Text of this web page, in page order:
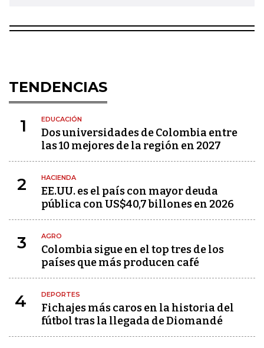
TENDENCIAS
1 EDUCACIÓN
Dos universidades de Colombia entre
las 10 mejores de la región en 2027
2 HACIENDA
EE.UU. es el país con mayor deuda
pública con US$40,7 billones en 2026
3 AGRO
Colombia sigue en el top tres de los
países que más producen café
4 DEPORTES
Fichajes más caros en la historia del
fútbol tras la llegada de Diomandé